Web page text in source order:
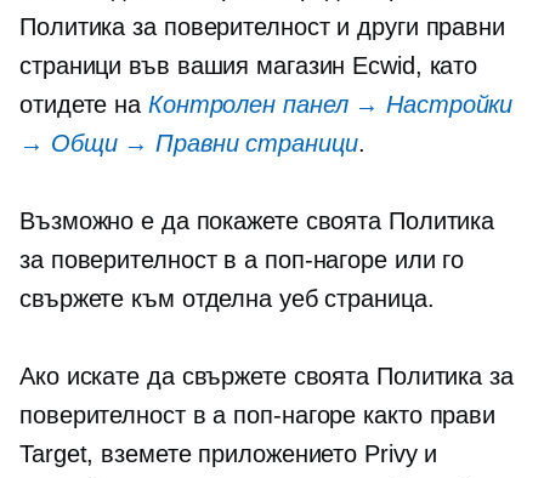
Политика за поверителност и други правни
страници във вашия магазин Ecwid, като
отидете на Контролен панел → Настройки
→ Общи → Правни страници.
Възможно е да покажете своята Политика
за поверителност в a поп-нагореили го
свържете към отделна уеб страница.
Ако искате да свържете своята Политика за
поверителност в a поп-нагоре както прави
Target, вземете приложението Privy и